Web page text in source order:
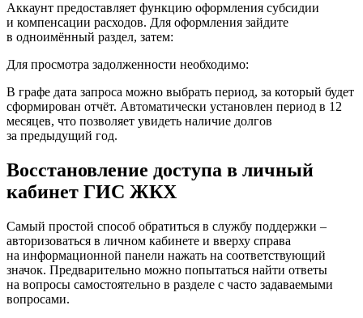
Аккаунт предоставляет функцию оформления субсидии
и компенсации расходов. Для оформления зайдите
в одноимённый раздел, затем:
Для просмотра задолженности необходимо:
В графе дата запроса можно выбрать период, за который будет
сформирован отчёт. Автоматически установлен период в 12
месяцев, что позволяет увидеть наличие долгов
за предыдущий год.
Восстановление доступа в личный
кабинет ГИС ЖКХ
Самый простой способ обратиться в службу поддержки –
авторизоваться в личном кабинете и вверху справа
на информационной панели нажать на соответствующий
значок. Предварительно можно попытаться найти ответы
на вопросы самостоятельно в разделе с часто задаваемыми
вопросами.